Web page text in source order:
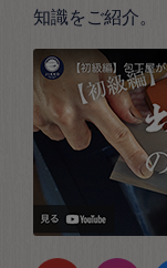
知識をご紹介。